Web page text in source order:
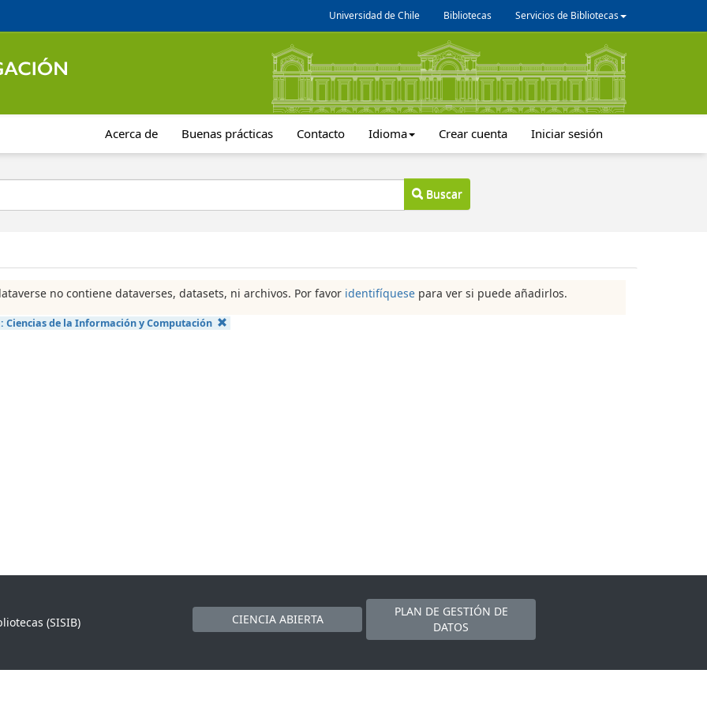
Universidad de Chile Bibliotecas Servicios de Bibliotecas
Acerca de Buenas prácticas Contacto Idioma Crear cuenta Iniciar sesión
Buscar
no contiene dataverses, datasets, ni archivos. Por favor identifíquese para ver si puede añadirlos.
Ciencias de la Información y Computación
(SISIB)
CIENCIA ABIERTA
PLAN DE GESTIÓN DE
DATOS